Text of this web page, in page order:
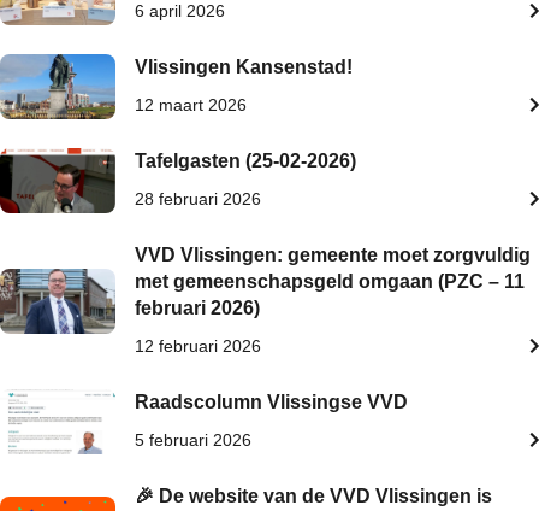
6 april 2026
Vlissingen Kansenstad!
12 maart 2026
Tafelgasten (25-02-2026)
28 februari 2026
VVD Vlissingen: gemeente moet zorgvuldig
met gemeenschapsgeld omgaan (PZC – 11
februari 2026)
12 februari 2026
Raadscolumn Vlissingse VVD
5 februari 2026
🎉 De website van de VVD Vlissingen is